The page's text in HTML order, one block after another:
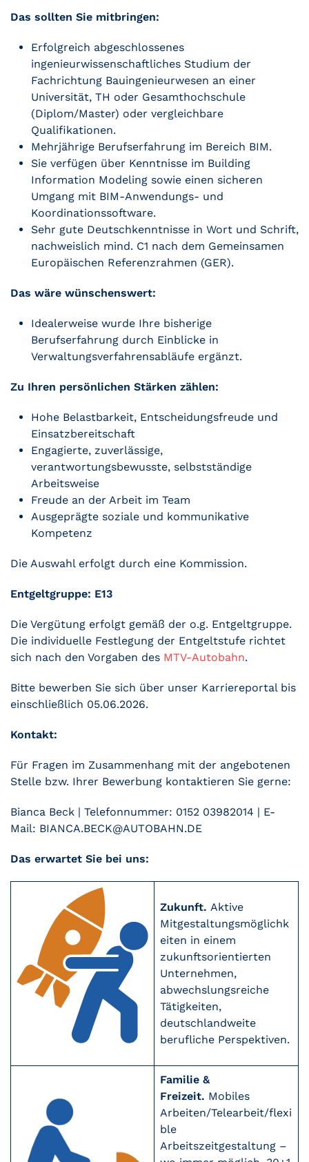
Das sollten Sie mitbringen:
Erfolgreich abgeschlossenes
ingenieurwissenschaftliches Studium der
Fachrichtung Bauingenieurwesen an einer
Universität, TH oder Gesamthochschule
(Diplom/Master) oder vergleichbare
Qualifikationen.
Mehrjährige Berufserfahrung im Bereich BIM.
Sie verfügen über Kenntnisse im Building
Information Modeling sowie einen sicheren
Umgang mit BIM-Anwendungs- und
Koordinationssoftware.
Sehr gute Deutschkenntnisse in Wort und Schrift,
nachweislich mind. C1 nach dem Gemeinsamen
Europäischen Referenzrahmen (GER).
Das wäre wünschenswert:
Idealerweise wurde Ihre bisherige
Berufserfahrung durch Einblicke in
Verwaltungsverfahrensabläufe ergänzt.
Zu Ihren persönlichen Stärken zählen:
Hohe Belastbarkeit, Entscheidungsfreude und
Einsatzbereitschaft
Engagierte, zuverlässige,
verantwortungsbewusste, selbstständige
Arbeitsweise
Freude an der Arbeit im Team
Ausgeprägte soziale und kommunikative
Kompetenz
Die Auswahl erfolgt durch eine Kommission.
Entgeltgruppe: E13
Die Vergütung erfolgt gemäß der o.g. Entgeltgruppe.
Die individuelle Festlegung der Entgeltstufe richtet
sich nach den Vorgaben des MTV-Autobahn.
Bitte bewerben Sie sich über unser Karriereportal bis
einschließlich 05.06.2026.
Kontakt:
Für Fragen im Zusammenhang mit der angebotenen
Stelle bzw. Ihrer Bewerbung kontaktieren Sie gerne:
Bianca Beck | Telefonnummer: 0152 03982014 | E-
Mail: BIANCA.BECK@AUTOBAHN.DE
Das erwartet Sie bei uns:
Zukunft. Aktive
Mitgestaltungsmöglichk
eiten in einem
zukunftsorientierten
Unternehmen,
abwechslungsreiche
Tätigkeiten,
deutschlandweite
berufliche Perspektiven.
Familie &
Freizeit. Mobiles
Arbeiten/Telearbeit/flexi
ble
Arbeitszeitgestaltung –